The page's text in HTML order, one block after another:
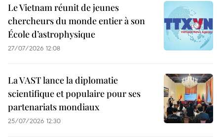
Le Vietnam réunit de jeunes
chercheurs du monde entier à son
École d’astrophysique
27/07/2026 12:08
La VAST lance la diplomatie
scientifique et populaire pour ses
partenariats mondiaux
25/07/2026 12:30